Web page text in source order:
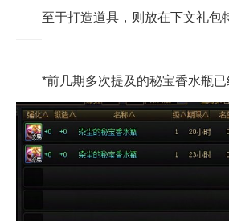
至于打造道具，则放在下文礼包
——
*前几期多次提及的秘宝香水瓶已